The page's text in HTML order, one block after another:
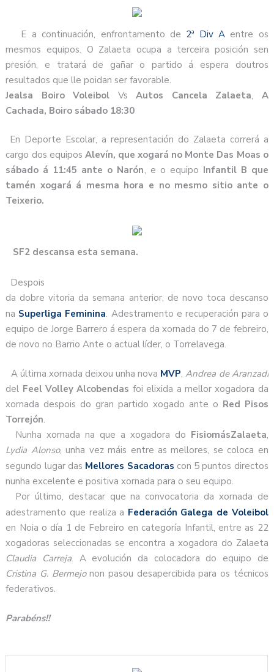
E a continuación, enfrontamento de 2ª Div Aentre os
mesmos equipos. O Zalaeta ocupa a terceira posición sen
presión, e tratará de gañar o partido á espera doutros
resultados que lle poidan ser favorable.
Jealsa Boiro Voleibol VsAutos Cancela Zalaeta, A
Cachada, Boiro sábado 18:30
En Deporte Escolar, a representación do Zalaeta correrá a
cargo dos equipos Alevín, que xogará no Monte Das Moas o
sábado á 11:45 ante o Narón, e o equipo Infantil B que
tamén xogará á mesma hora e no mesmo sitio ante o
Teixerio.
SF2 descansa esta semana.
Despois
da dobre vitoria da semana anterior, de novo toca descanso
na Superliga Feminina. Adestramento e recuperación para o
equipo de Jorge Barrero á espera da xornada do 7 de febreiro,
de novo no Barrio Ante o actual líder, o Torrelavega.
A última xornada deixou unha nova MVP,Andrea de Aranzadi
del Feel Volley Alcobendas foi elixida a mellor xogadora da
xornada despois do gran partido xogado ante o Red Pisos
Torrejón.
Nunha xornada na que a xogadora do FisiomásZalaeta,
Lydia Alonso, unha vez máis entre as mellores, se coloca en
segundo lugar das Mellores Sacadoras con 5 puntos directos
nunha excelente e positiva xornada para o seu equipo.
Por último, destacar que na convocatoria da xornada de
adestramento que realiza a Federación Galega de Voleibol
en Noia o día 1 de Febreiro en categoría Infantil, entre as 22
xogadoras seleccionadas se encontra a xogadora do Zalaeta
Claudia Carreja. A evolución da colocadora do equipo de
Cristina G. Bermejonon pasou desapercibida para os técnicos
federativos.
Parabéns!!